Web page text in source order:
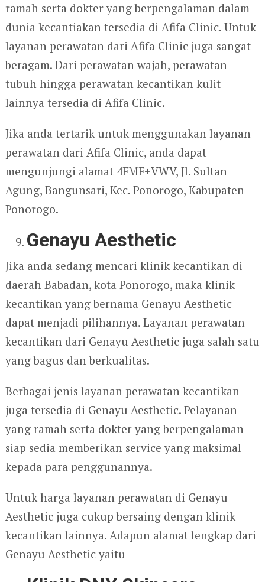
ramah serta dokter yang berpengalaman dalam
dunia kecantiakan tersedia di Afifa Clinic. Untuk
layanan perawatan dari Afifa Clinic juga sangat
beragam. Dari perawatan wajah, perawatan
tubuh hingga perawatan kecantikan kulit
lainnya tersedia di Afifa Clinic.
Jika anda tertarik untuk menggunakan layanan
perawatan dari Afifa Clinic, anda dapat
mengunjungi alamat 4FMF+VWV, Jl. Sultan
Agung, Bangunsari, Kec. Ponorogo, Kabupaten
Ponorogo.
Genayu Aesthetic
Jika anda sedang mencari klinik kecantikan di
daerah Babadan, kota Ponorogo, maka klinik
kecantikan yang bernama Genayu Aesthetic
dapat menjadi pilihannya. Layanan perawatan
kecantikan dari Genayu Aesthetic juga salah satu
yang bagus dan berkualitas.
Berbagai jenis layanan perawatan kecantikan
juga tersedia di Genayu Aesthetic. Pelayanan
yang ramah serta dokter yang berpengalaman
siap sedia memberikan service yang maksimal
kepada para penggunannya.
Untuk harga layanan perawatan di Genayu
Aesthetic juga cukup bersaing dengan klinik
kecantikan lainnya. Adapun alamat lengkap dari
Genayu Aesthetic yaitu